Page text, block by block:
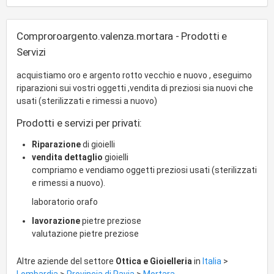
Comproroargento.valenza.mortara - Prodotti e
Servizi
acquistiamo oro e argento rotto vecchio e nuovo , eseguimo
riparazioni sui vostri oggetti ,vendita di preziosi sia nuovi che
usati (sterilizzati e rimessi a nuovo)
Prodotti e servizi per privati:
Riparazionedi gioielli
vendita dettaglio gioielli
compriamo e vendiamo oggetti preziosi usati (sterilizzati
e rimessi a nuovo).
laboratorio orafo
lavorazionepietre preziose
valutazione pietre preziose
Altre aziende del settore Ottica e Gioielleria in Italia >